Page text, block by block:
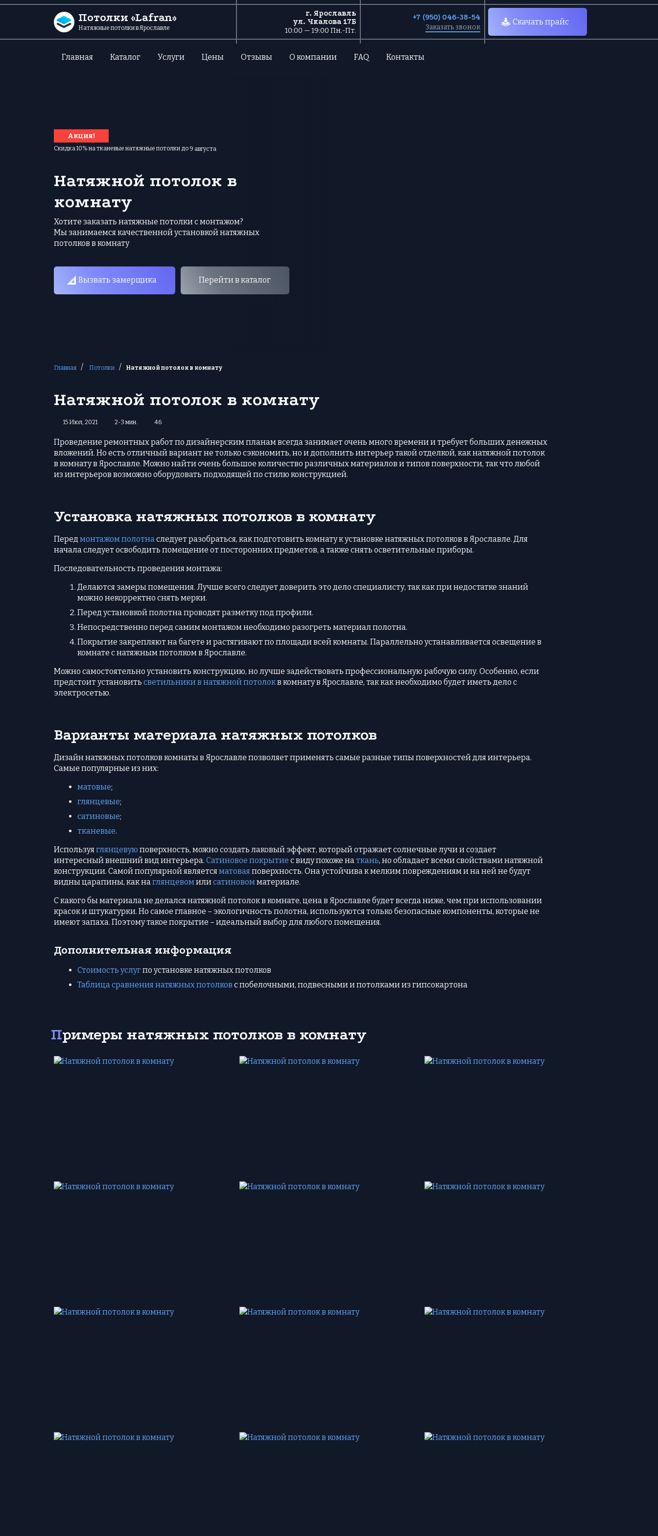
Перейти к содержанию
Потолки «Lafran»
Натяжные потолки в Ярославле
г. Ярославль
ул. Чкалова 17Б
10:00 — 19:00 Пн.-Пт.
+7 (950) 046-38-54
Заказать звонок
Скачать прайс
Главная Каталог Услуги Цены Отзывы О компании FAQ Контакты
Акция!
Скидка 10% на тканевые натяжные потолки до 9 августа
Натяжной потолок в
комнату
Хотите заказать натяжные потолки с монтажом?
Мы занимаемся качественной установкой натяжных
потолков в комнату
Вызвать замерщика Перейти в каталог
Главная / Потолки / Натяжной потолок в комнату
Натяжной потолок в комнату
15 Июл, 2021 2-3 мин. 46
Проведение ремонтных работ по дизайнерским планам всегда занимает очень много времени и требует больших денежных
вложений. Но есть отличный вариант не только сэкономить, но и дополнить интерьер такой отделкой, как натяжной потолок
в комнату в Ярославле. Можно найти очень большое количество различных материалов и типов поверхности, так что любой
из интерьеров возможно оборудовать подходящей по стилю конструкцией.
Установка натяжных потолков в комнату
Перед монтажом полотна следует разобраться, как подготовить комнату к установке натяжных потолков в Ярославле. Для
начала следует освободить помещение от посторонних предметов, а также снять осветительные приборы.
Последовательность проведения монтажа:
Делаются замеры помещения. Лучше всего следует доверить это дело специалисту, так как при недостатке знаний
можно некорректно снять мерки.
Перед установкой полотна проводят разметку под профили.
Непосредственно перед самим монтажом необходимо разогреть материал полотна.
Покрытие закрепляют на багете и растягивают по площади всей комнаты. Параллельно устанавливается освещение в
комнате с натяжным потолком в Ярославле.
Можно самостоятельно установить конструкцию, но лучше задействовать профессиональную рабочую силу. Особенно, если
предстоит установить светильники в натяжной потолокв комнату в Ярославле, так как необходимо будет иметь дело с
электросетью.
Варианты материала натяжных потолков
Дизайн натяжных потолков комнаты в Ярославле позволяет применять самые разные типы поверхностей для интерьера.
Самые популярные из них:
матовые;
глянцевые;
сатиновые;
тканевые.
Используяглянцевую поверхность, можно создать лаковый эффект, который отражает солнечные лучи и создает
интересный внешний вид интерьера. Сатиновое покрытие с виду похоже на ткань, но обладает всеми свойствами натяжной
конструкции. Самой популярной являетсяматоваяповерхность. Она устойчива к мелким повреждениям и на ней не будут
видны царапины, как на глянцевомилисатиновомматериале.
С какого бы материала не делался натяжной потолок в комнате, цена в Ярославле будет всегда ниже, чем при использовании
красок и штукатурки. Но самое главное – экологичность полотна, используются только безопасные компоненты, которые не
имеют запаха. Поэтому такое покрытие – идеальный выбор для любого помещения.
Дополнительная информация
Стоимость услугпо установке натяжных потолков
Таблица сравнения натяжных потолков с побелочными, подвесными и потолками из гипсокартона
Примеры натяжных потолков в комнату